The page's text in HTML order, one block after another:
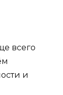
всего
и